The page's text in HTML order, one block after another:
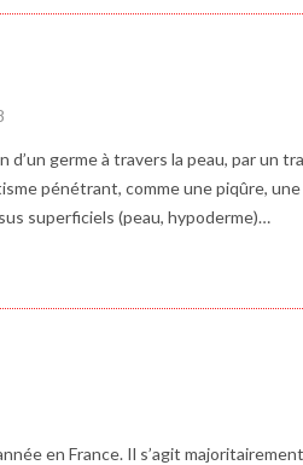
germe à travers la peau, par un
pénétrant, comme une piqûre,
superficiels (peau, hypoderme)…
en France. Il s’agit